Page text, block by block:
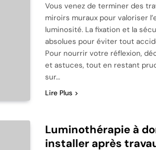
Vous venez de terminer des
miroirs muraux pour valoriser
luminosité. La fixation et la
absolues pour éviter tout
Pour nourrir votre réflexion,
et astuces, tout en restant
sur…
Lire Plus
Luminothérapie à
installer après